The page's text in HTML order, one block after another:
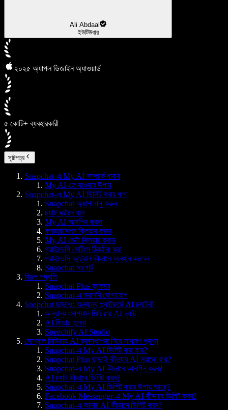
Ali Abdaal
ইউটিউবার
২০২৫ অ্যাপল ডিজাইন অ্যাওয়ার্ড
৫ কোটি+ ব্যবহারকারী
সূচিপত্র
Snapchat-এ My AI সম্পর্কে ধারণা
My AI-তে যাওয়ার উপায়
Snapchat-এ My AI ডিলিট করার ধাপ
Snapchat অ্যাপ চালু করুন
চ্যাট স্ক্রীনে যান
My AI আনপিন করুন
কনভারসেশন ক্লিয়ার করুন
My AI ডেটা ক্লিয়ার করুন
প্রাইভেসি সেটিংস ঠিকঠাক করা
প্রাইভেসি কন্ট্রোল কীভাবে ব্যবহার করবেন
Snapchat সাপোর্ট
বিকল্প পদ্ধতি
Snapchat Plus ব্যবহার
Snapchat-এ সরাসরি যোগাযোগ
Snapchat ছাড়াও: অন্যান্য প্ল্যাটফর্মে AI চ্যাটবট
অন্যান্য সোশ্যাল মিডিয়ায় AI চ্যাট
AI ফিচার তুলনা
Speechify AI Studio
সোশ্যাল মিডিয়ায় AI ব্যবস্থাপনা নিয়ে সাধারণ প্রশ্ন
Snapchat-এ My AI ডিলিট করা যায়?
Snapchat Plus ছাড়াই কীভাবে AI সরানো যায়?
Snapchat-এ My AI কীভাবে আনপিন করব?
AI চ্যাট কীভাবে ডিলিট করব?
Snapchat-এ My AI ডিলিট করার উপায় আছে?
Facebook Messenger-এ My AI কীভাবে ডিলিট করব?
Snapchat-এ আমার AI কীভাবে ডিলিট করব?